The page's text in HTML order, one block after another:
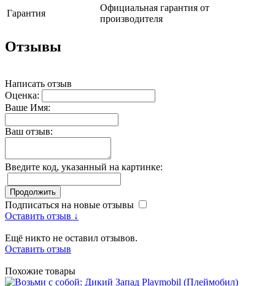
Гарантия
Официальная гарантия от
производителя
Отзывы
Написать отзыв
Оценка:
Ваше Имя:
Ваш отзыв:
Введите код, указанный на картинке:
Продолжить
Подписаться на новые отзывы
Оставить отзыв ↓
Ещё никто не оставил отзывов.
Оставить отзыв
Похожие товары